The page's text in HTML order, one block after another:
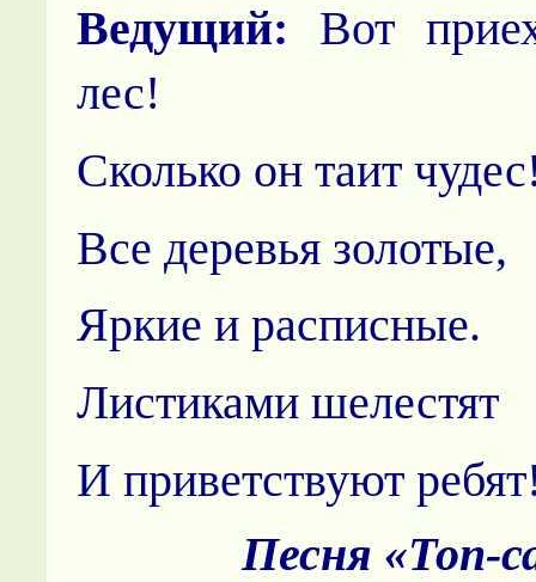
Ведущий: Вот
лес!
Сколько он таит
Все деревья золотые,
Яркие и расписные.
Листиками шелестят
И приветствуют
Песня «Топ-